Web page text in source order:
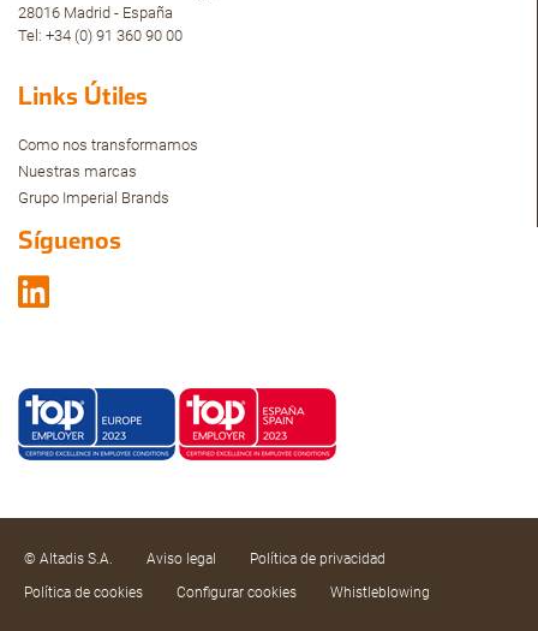
28016 Madrid - España
Tel: +34 (0) 91 360 90 00
Links Útiles
Como nos transformamos
Nuestras marcas
Grupo Imperial Brands
Síguenos
© Altadis S.A. Aviso legal
Política de privacidad
Política de cookies
Configurar cookies Whistleblowing